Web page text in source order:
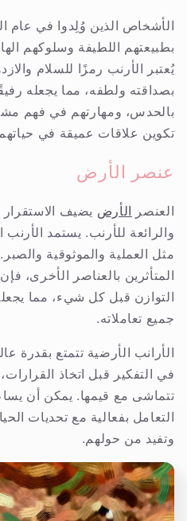
الأشخاص الذين وُلِدوا في عام
بطبيعتهم اللطيفة وسلوكهم
يُعتبر الأرنب رمزًا للسلام
بصداقته ولطفه، مما يجعله
بالحدس، ومهارتهم في فهم
تكوين علاقات عميقة في
عنصر الأرض
العنصر الأرض يضيف الاستقرار
والرائعة للأرنب. يستمد
مثل العملية والموثوقية
المتأثرين بالعناصر الأخرى،
التوازن قبل كل شيء، مما
جميع تعاملاته.
الأرانب الأرضية تتمتع بقدرة
في التفكير قبل اتخاذ
تتماشى مع قيمها. يمكن أن
التعامل بفعالية مع تحديات
وتفيد من حولهم.